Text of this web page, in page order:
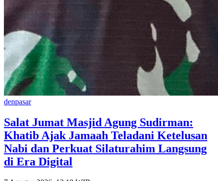
denpasar
Salat Jumat Masjid Agung Sudirman:
Khatib Ajak Jamaah Teladani Ketelusan
Nabi dan Perkuat Silaturahim Langsung
di Era Digital